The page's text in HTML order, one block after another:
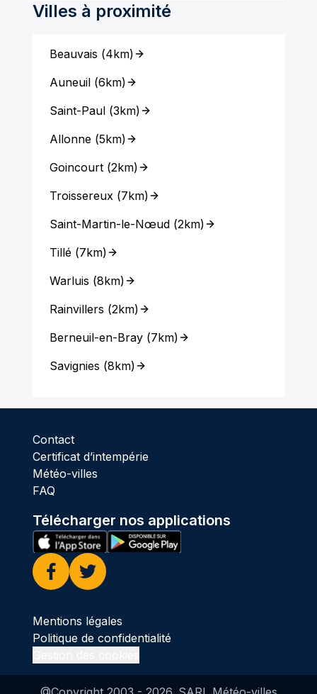
Villes à proximité
Beauvais (4km)
Auneuil(6km)
Saint-Paul(3km)
Allonne(5km)
Goincourt(2km)
Troissereux(7km)
Saint-Martin-le-Nœud(2km)
Tillé(7km)
Warluis (8km)
Rainvillers (2km)
Berneuil-en-Bray(7km)
Savignies (8km)
Contact
Certificat d’intempérie
Météo-villes
FAQ
Télécharger nos applications
Facebook
Twitter
Mentions légales
Politique de confidentialité